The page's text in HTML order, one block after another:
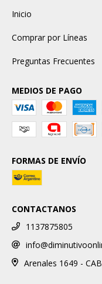
Inicio
Comprar por Líneas
Preguntas Frecuentes
MEDIOS DE PAGO
FORMAS DE ENVÍO
CONTACTANOS
1137875805
Arenales 1649 -